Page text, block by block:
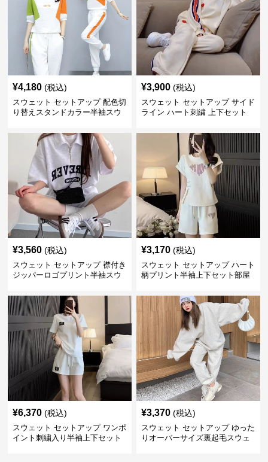
¥4,180 (税込)
スウェット セットアップ 配色切
り替えスタンドカラー半袖スウ
¥3,900 (税込)
スウェット セットアップ サイド
ライン ハート刺繍 上下セット
¥3,560 (税込)
スウェット セットアップ 襟付き
ジッパーロゴプリント半袖スウ
¥3,170 (税込)
スウェット セットアップ ハート
柄プリント半袖上下セット部屋
¥6,370 (税込)
スウェット セットアップ ワンポ
イント刺繍入り半袖上下セット
¥3,370 (税込)
スウェット セットアップ ゆった
りオーバーサイズ裏起毛スウェ